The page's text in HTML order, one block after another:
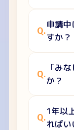
Q.
申請
すか？
Q.
「み
か？
Q.
1年以
ればい